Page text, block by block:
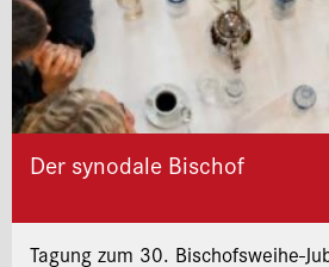
Der synodale Bischof
Tagung zum 30. Bischofsweihe-